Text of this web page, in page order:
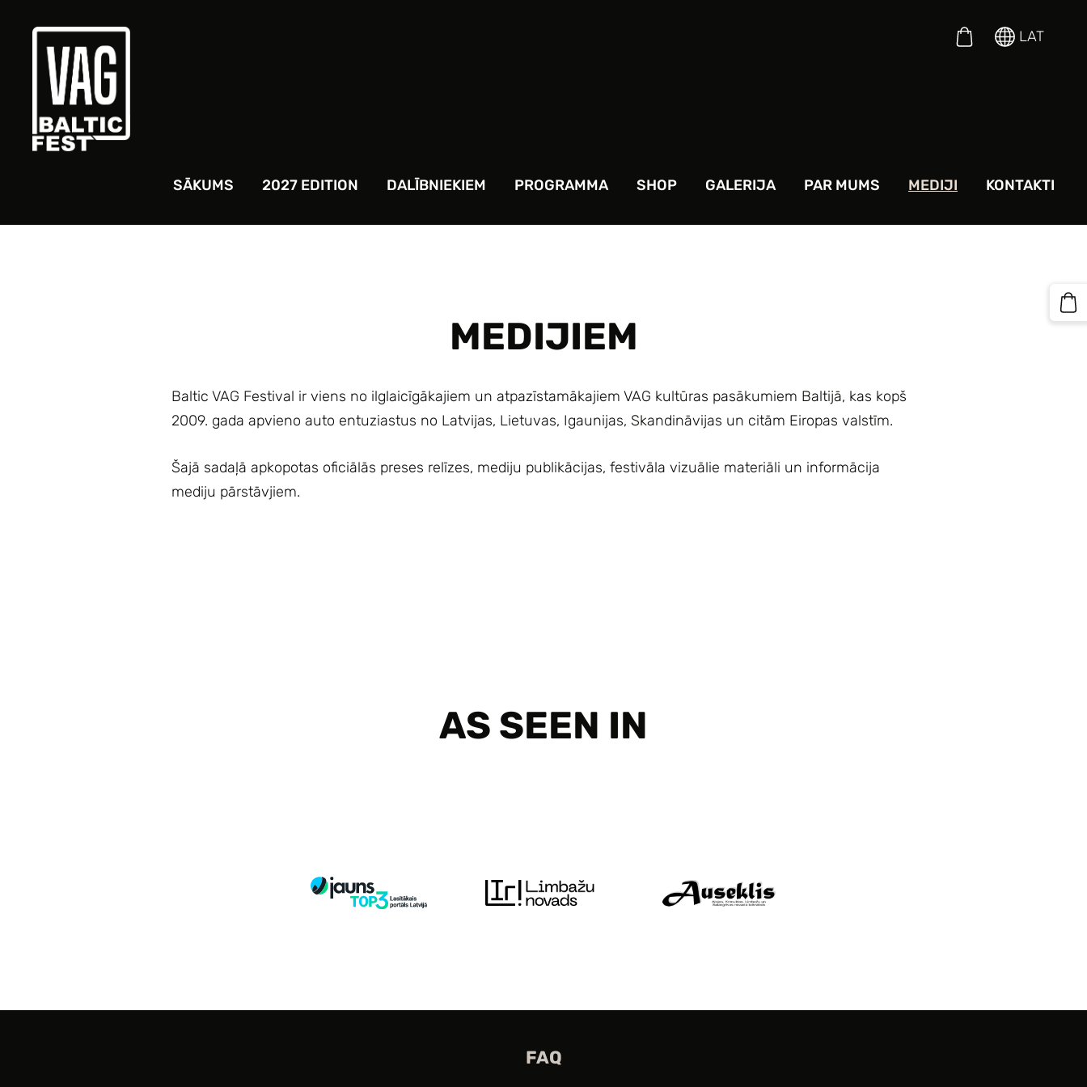
SĀKUMS 2027 EDITION DALĪBNIEKIEM PROGRAMMA SHOP GALERIJA PAR MUMS MEDIJI KONTAKTI
LAT
MEDIJIEM
Baltic VAG Festival ir viens no ilglaicīgākajiem un atpazīstamākajiem VAG kultūras pasākumiem Baltijā, kas kopš
2009. gada apvieno auto entuziastus no Latvijas, Lietuvas, Igaunijas, Skandināvijas un citām Eiropas valstīm.
Šajā sadaļā apkopotas oficiālās preses relīzes, mediju publikācijas, festivāla vizuālie materiāli un informācija
mediju pārstāvjiem.
AS SEEN IN
FAQ